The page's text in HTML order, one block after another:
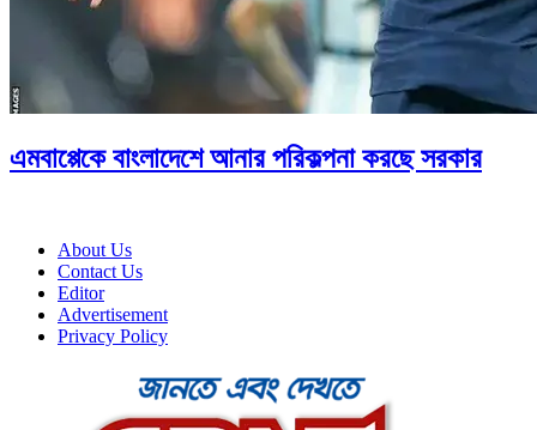
এমবাপ্পেকে বাংলাদেশে আনার পরিকল্পনা করছে সরকার
About Us
Contact Us
Editor
Advertisement
Privacy Policy